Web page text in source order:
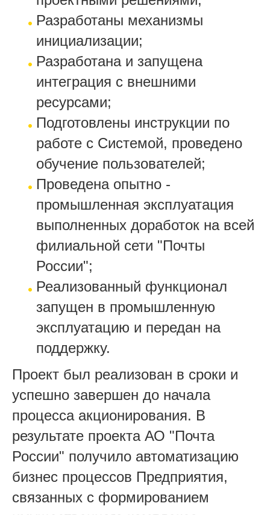
Разработаны механизмы
инициализации;
Разработана и запущена
интеграция с внешними
ресурсами;
Подготовлены инструкции по
работе с Системой, проведено
обучение пользователей;
Проведена опытно -
промышленная эксплуатация
выполненных доработок на всей
филиальной сети "Почты
России";
Реализованный функционал
запущен в промышленную
эксплуатацию и передан на
поддержку.
Проект был реализован в сроки и
успешно завершен до начала
процесса акционирования. В
результате проекта АО "Почта
России" получило автоматизацию
бизнес процессов Предприятия,
связанных с формированием